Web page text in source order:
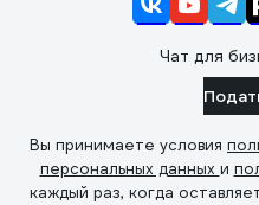
Чат для
Вы принимаете условия
персональных данных и
каждый раз, когда